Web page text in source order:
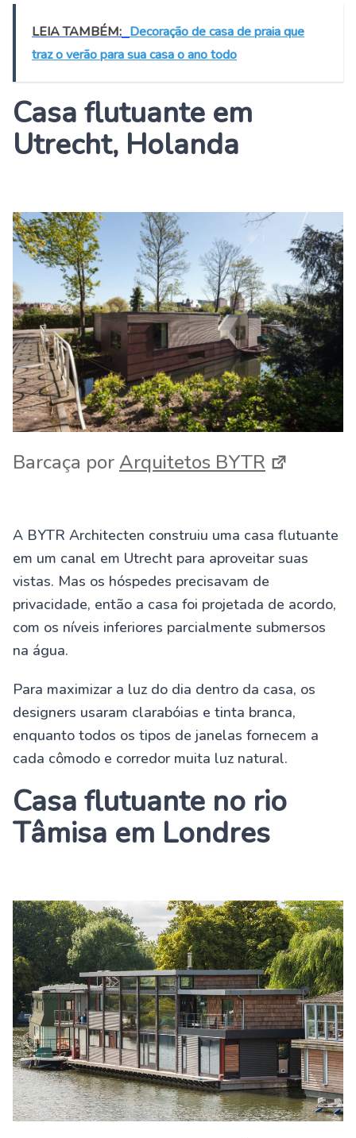
LEIA TAMBÉM: Decoração de casa de praia que
traz o verão para sua casa o ano todo
Casa flutuante em
Utrecht, Holanda
Barcaça por Arquitetos BYTR
A BYTR Architecten construiu uma casa flutuante
em um canal em Utrecht para aproveitar suas
vistas. Mas os hóspedes precisavam de
privacidade, então a casa foi projetada de acordo,
com os níveis inferiores parcialmente submersos
na água.
Para maximizar a luz do dia dentro da casa, os
designers usaram clarabóias e tinta branca,
enquanto todos os tipos de janelas fornecem a
cada cômodo e corredor muita luz natural.
Casa flutuante no rio
Tâmisa em Londres